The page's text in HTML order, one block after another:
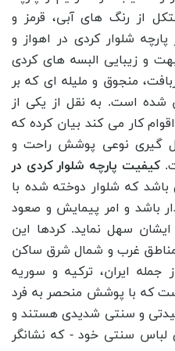
از رنگ های آبی، قرمز و
شلوار کردی در اهواز و
و زیبایی البسه های کردی
منجوق و ملیله ای که بر
شده است. به نقل از یکی از
کار می کند بیان کرده که
گیری نوعی پوشش راحت و
کیفیت پارچه شلوار کردی در
باشد که شلوار دوخته شده با
باشد و امر پیمایش و صعود
سهل نماید. کردها این
مناطق غرب و شمال شرق ساکن
ایران، ترکیه و سوریه
که با پوشش منحصر به فرد
و سنتی شدیدی هستند و
لباس سنتی خود - که نشانگر